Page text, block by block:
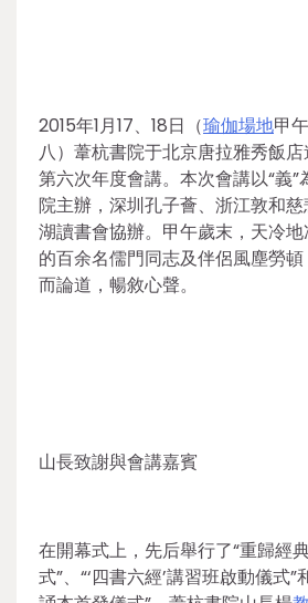
2015年1月17、18日（瑜伽場地甲
八）葦杭書院于北京唐拉雅秀飯
第六次年度會講。本次會講以“義
院主辦，深圳孔子薈、浙江敦和
湖讀書會協辦。甲午歲末，天冷
的百余名儒門同志及伴侶風塵勞
而論道，暢敘心聲。
山長致謝與會講嘉賓
在開幕式上，先后舉行了“重歸經
式”、“‘四書六經’講習班啟動儀式